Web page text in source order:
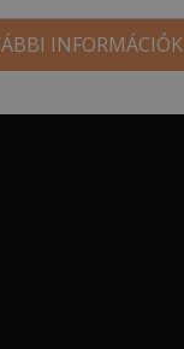
INFORMÁCIÓK